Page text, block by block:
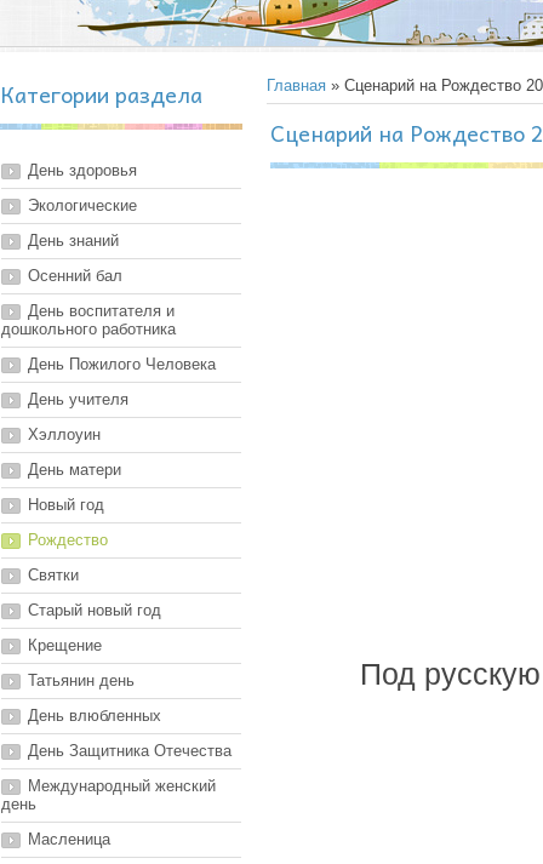
Категории раздела
День здоровья
Экологические
День знаний
Осенний бал
День воспитателя и
дошкольного работника
День Пожилого Человека
День учителя
Хэллоуин
День матери
Новый год
Рождество
Святки
Старый новый год
Крещение
Татьянин день
День влюбленных
День Защитника Отечества
Международный женский
день
Масленица
Главная » Сценарий на Рождество
Сценарий на Рождество
Под